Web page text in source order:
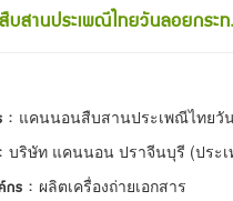
สานประเพณีไทยวันลอยกระ
: แคนนอนสืบสานประเพณีไทยวั
บริษัท แคนนอน ปราจีนบุรี (ประเ
กร : ผลิตเครื่องถ่ายเอกสาร